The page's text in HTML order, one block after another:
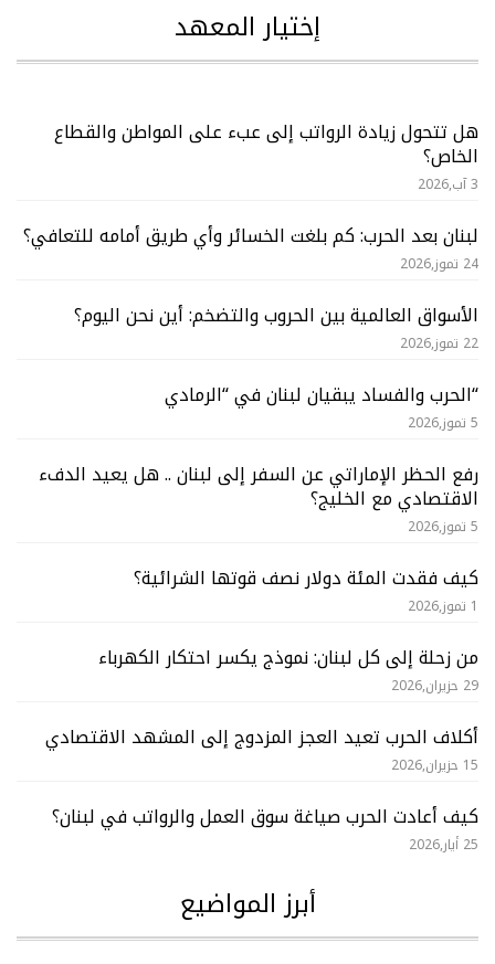
إختيار المعهد
هل تتحول زيادة الرواتب إلى عبء على المواطن والقطاع
الخاص؟
3 آب,2026
لبنان بعد الحرب: كم بلغت الخسائر وأي طريق أمامه للتعافي؟
24 تموز,2026
الأسواق العالمية بين الحروب والتضخم: أين نحن اليوم؟
22 تموز,2026
“الحرب والفساد يبقيان لبنان في “الرمادي
5 تموز,2026
رفع الحظر الإماراتي عن السفر إلى لبنان .. هل يعيد الدفء
الاقتصادي مع الخليج؟
5 تموز,2026
كيف فقدت المئة دولار نصف قوتها الشرائية؟
1 تموز,2026
من زحلة إلى كل لبنان: نموذج يكسر احتكار الكهرباء
29 حزيران,2026
أكلاف الحرب تعيد العجز المزدوج إلى المشهد الاقتصادي
15 حزيران,2026
كيف أعادت الحرب صياغة سوق العمل والرواتب في لبنان؟
25 أيار,2026
أبرز المواضيع